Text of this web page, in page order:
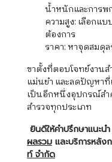
น้ำหนักและการพ
ความสูง: เลือกแ
ต้องการ
ราคา: หาจุดสมดุ
ขาตั้งที่ตอบโจทย์งานส
แม่นยำ และลดปัญหา
เป็นอีกหนึ่งอุปกรณ์สำ
สำรวจทุกประเภท
ยินดีให้คำปรึกษาแนะนำ
ผลรวม และบริการหลัง
ท์ จำกัด